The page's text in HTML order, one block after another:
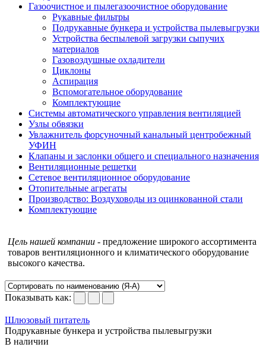
Газоочистное и пылегазоочистное оборудование
Рукавные фильтры
Подрукавные бункера и устройства пылевыгрузки
Устройства беспылевой загрузки сыпучих
материалов
Газовоздушные охладители
Циклоны
Аспирация
Вспомогательное оборудование
Комплектующие
Системы автоматического управления вентиляцией
Узлы обвязки
Увлажнитель форсуночный канальный центробежный
УФИН
Клапаны и заслонки общего и специального назначения
Вентиляционные решетки
Сетевое вентиляционное оборудование
Отопительные агрегаты
Производство: Воздуховоды из оцинкованной стали
Комплектующие
Цель нашей компании - предложение широкого ассортимента
товаров вентиляционного и климатического оборудование
высокого качества.
Показывать как:
Шлюзовый питатель
Подрукавные бункера и устройства пылевыгрузки
В наличии